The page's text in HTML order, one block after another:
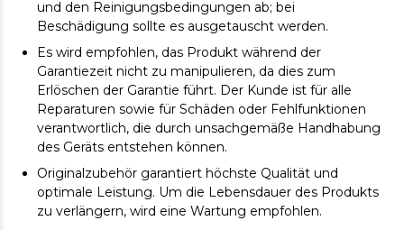
und den Reinigungsbedingungen ab; bei
Beschädigung sollte es ausgetauscht werden.
Es wird empfohlen, das Produkt während der
Garantiezeit nicht zu manipulieren, da dies zum
Erlöschen der Garantie führt. Der Kunde ist für alle
Reparaturen sowie für Schäden oder Fehlfunktionen
verantwortlich, die durch unsachgemäße Handhabung
des Geräts entstehen können.
Originalzubehör garantiert höchste Qualität und
optimale Leistung. Um die Lebensdauer des Produkts
zu verlängern, wird eine Wartung empfohlen.